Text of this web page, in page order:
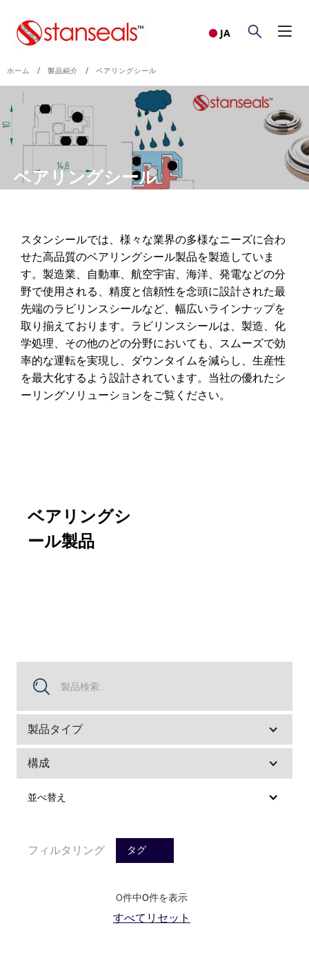
JA
ホーム / 製品紹介 / ベアリングシール
ベアリングシール
スタンシールでは、様々な業界の多様なニーズに合わ
せた高品質のベアリングシール製品を製造していま
す。製造業、自動車、航空宇宙、海洋、発電などの分
野で使用される、精度と信頼性を念頭に設計された最
先端のラビリンスシールなど、幅広いラインナップを
取り揃えております。ラビリンスシールは、製造、化
学処理、その他のどの分野においても、スムーズで効
率的な運転を実現し、ダウンタイムを減らし、生産性
を最大化するよう設計されています。当社の優れたシ
ーリングソリューションをご覧ください。
ベアリングシ
ール製品
製品タイプ
構成
並べ替え
フィルタリング タグ
0件中0件を表示
すべてリセット